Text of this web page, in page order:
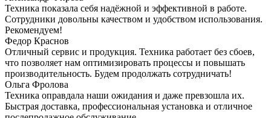
Техника показала себя надёжной и эффективной в работе.
Сотрудники довольны качеством и удобством использования.
Рекомендуем!
Федор Краснов
Отличный сервис и продукция. Техника работает без сбоев,
что позволяет нам оптимизировать процессы и повышать
производительность. Будем продолжать сотрудничать!
Ольга Фролова
Техника оправдала наши ожидания и даже превзошла их.
Быстрая доставка, профессиональная установка и отличное